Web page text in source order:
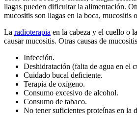
llagas pueden dificultar la alimentación.
mucositis son llagas en la boca, mucositis
La radioterapia en la cabeza y el cuello o la
causar mucositis. Otras causas de
Infección.
Deshidratación (falta de agua en el
Cuidado bucal deficiente.
Terapia de oxígeno.
Consumo excesivo de alcohol.
Consumo de tabaco.
No tener suficientes proteínas en la